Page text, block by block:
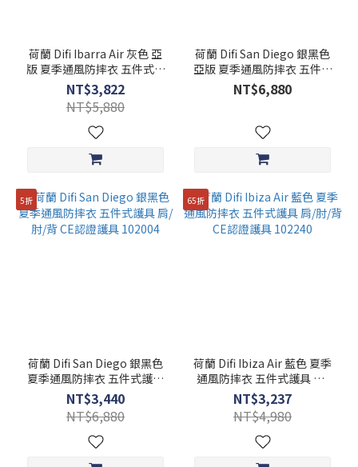
荷蘭 Difi Ibarra Air 灰色 亞
版 夏季通風防摔衣 五件式護
具 肩/肘/背 CE認證護具
102174
NT$3,822
NT$5,880
荷蘭 Difi San Diego 銀黑色
亞版 夏季通風防摔衣 五件式
護具 肩/肘/背 CE認證護具
NT$6,880
5折
荷蘭 Difi San Diego 銀黑色
夏季通風防摔衣 五件式護具
肩/肘/背 CE認證護具
102004
NT$3,440
NT$6,880
65折
荷蘭 Difi Ibiza Air 藍色 夏季
通風防摔衣 五件式護具 肩/
肘/背 CE認證護具 102240
NT$3,237
NT$4,980